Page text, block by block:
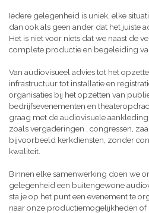
Iedere gelegenheid is uniek, elke
dan ook als geen ander dat het juiste
Het is niet voor niets dat we naast de
complete productie en begeleiding
Van audiovisueel advies tot het
infrastructuur tot installatie en
organisaties bij het opzetten van
bedrijfsevenementen en
graag met de audiovisuele
zoals vergaderingen , congressen,
bijvoorbeeld kerkdiensten, zonder
kwaliteit.
Binnen elke samenwerking doen we
gelegenheid een buitengewone
sta je op het punt een evenement te
naar onze productiemogelijkheden